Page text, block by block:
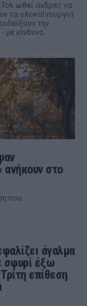
ωθεί άνδρες να
τα ολοκαίνουργια
την
με κίνδυνο
ανήκουν στο
που
άγαλμα
σφυρί έξω
επίθεση